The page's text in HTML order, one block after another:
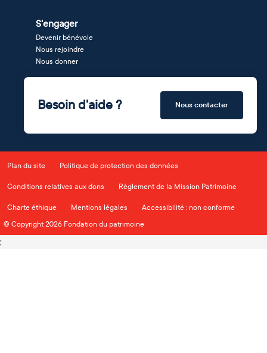
S'engager
Devenir bénévole
Nous rejoindre
Nous donner
Besoin d'aide ? Nous contacter
Plan du site Politique de protection des données
Conditions relatives aux dons Règlement de la Mission Patrimoine
Charte éthique Mentions légales
Accessibilité : non conforme
© Copyright 2026 Fondation du patrimoine
;